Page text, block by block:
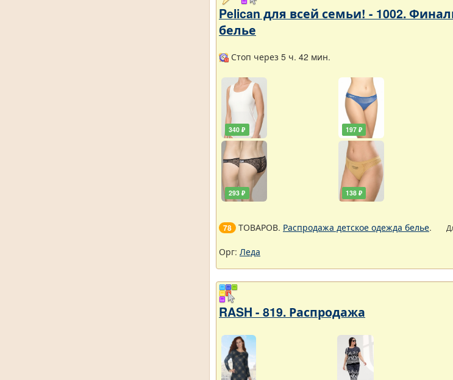
Pelican для всей семьи! - 1002.
белье
Стоп через 5 ч. 42 мин.
340 ₽
293 ₽
197 ₽
138 ₽
78 ТОВАРОВ. Распродажа детское одежда белье.
Орг: Леда
RASH - 819. Распродажа